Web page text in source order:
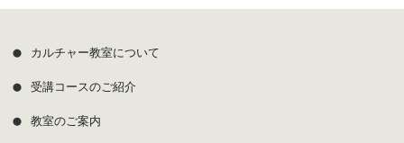
カルチャー教室について
受講コースのご紹介
教室のご案内